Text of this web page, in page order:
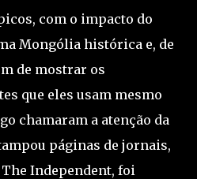
com o impacto do
Mongólia histórica e, de
de mostrar os
que eles usam mesmo
chamaram a atenção da
páginas de jornais,
Independent, foi